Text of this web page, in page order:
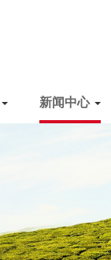
新闻中心